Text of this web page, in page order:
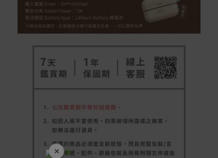
× 開學裝備全面降價